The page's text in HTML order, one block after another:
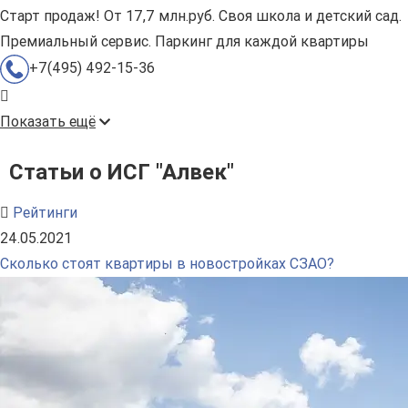
Старт продаж! От 17,7 млн.руб. Своя школа и детский сад.
Премиальный сервис. Паркинг для каждой квартиры
+7(495) 492-15-36
Показать ещё
Статьи о ИСГ "Алвек"
Рейтинги
24.05.2021
Сколько стоят квартиры в новостройках СЗАО?